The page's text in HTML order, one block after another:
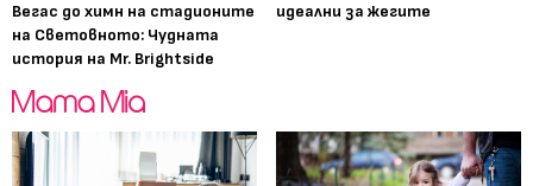
Вегас до химн на стадионите
на Световното: Чудната
история на Mr. Brightside
идеални за жегите